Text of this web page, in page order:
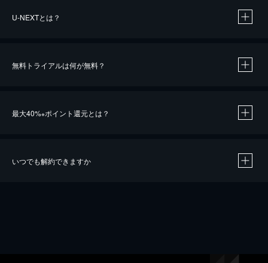
U-NEXTとは？
無料トライアルは何が無料？
最大40%※ポイント還元とは？
いつでも解約できますか